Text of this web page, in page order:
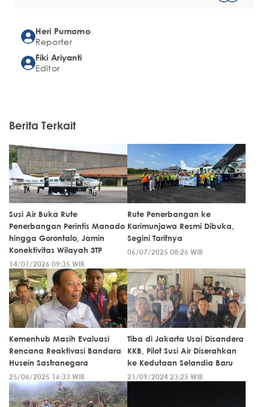
Heri Purnomo
Reporter
Fiki Ariyanti
Editor
Berita Terkait
Susi Air Buka Rute
Penerbangan Perintis Manado
hingga Gorontalo, Jamin
Konektivitas Wilayah 3TP
14/01/2026 09:35 WIB
Rute Penerbangan ke
Karimunjawa Resmi Dibuka,
Segini Tarifnya
06/07/2025 08:26 WIB
Kemenhub Masih Evaluasi
Rencana Reaktivasi Bandara
Husein Sastranegara
25/06/2025 16:33 WIB
Tiba di Jakarta Usai Disandera
KKB, Pilot Susi Air Diserahkan
ke Kedutaan Selandia Baru
21/09/2024 23:25 WIB